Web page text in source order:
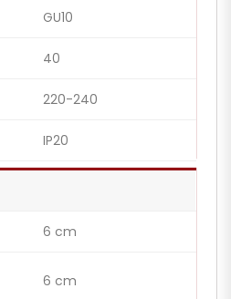
GU10
40
220-240
IP20
6 cm
6 cm